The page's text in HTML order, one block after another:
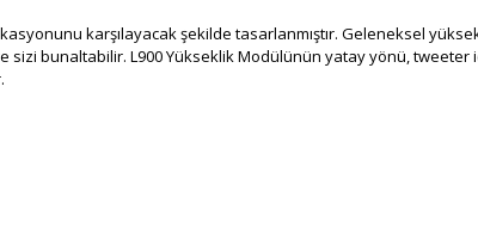
karşılayacak şekilde tasarlanmıştır. Geleneksel
bunaltabilir. L900 Yükseklik Modülünün yatay yönü, tweeter